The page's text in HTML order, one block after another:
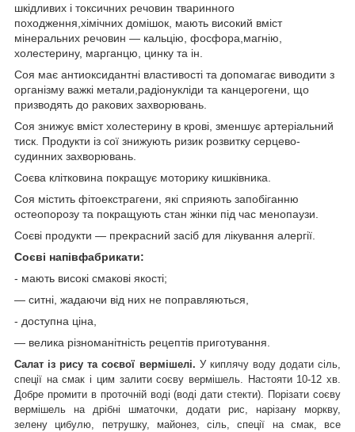
шкідливих і токсичних речовин тваринного
походження,хімічних домішок, мають високий вміст
мінеральних речовин — кальцію, фосфора,магнію,
холестерину, марганцю, цинку та ін.
Соя має антиоксидантні властивості та допомагає виводити з
організму важкі метали,радіонукліди та канцерогени, що
призводять до ракових захворювань.
Соя знижує вміст холестерину в крові, зменшує артеріальний
тиск. Продукти із сої знижують ризик розвитку серцево-
судинних захворювань.
Соєва клітковина покращує моторику кишківника.
Соя містить фітоекстрагени, які сприяють запобіганню
остеопорозу та покращують стан жінки під час менопаузи.
Соєві продукти — прекрасний засіб для лікування алергії.
Соєві напівфабрикати:
- мають високі смакові якості;
— ситні, жадаючи від них не поправляються,
- доступна ціна,
— велика різноманітність рецептів приготування.
Салат із рису та соєвої вермішелі. У киплячу воду додати сіль,
спеції на смак і цим залити соєву вермішель. Настояти 10-12 хв.
Добре промити в проточній воді (воді дати стекти). Порізати соєву
вермішель на дрібні шматочки, додати рис, нарізану моркву,
зелену цибулю, петрушку, майонез, сіль, спеції на смак, все